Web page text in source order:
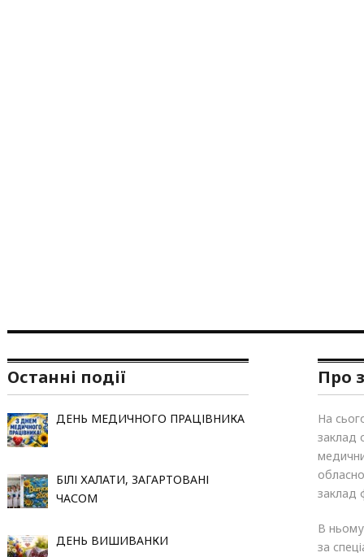
Останні події
ДЕНЬ МЕДИЧНОГО ПРАЦІВНИКА
БІЛІ ХАЛАТИ, ЗАГАРТОВАНІ
ЧАСОМ
ДЕНЬ ВИШИВАНКИ
Про
На
заклад
заклад
В
за